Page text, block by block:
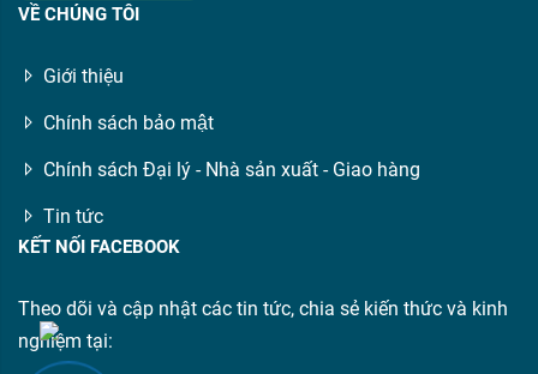
VỀ CHÚNG TÔI
Giới thiệu
Chính sách bảo mật
Chính sách Đại lý - Nhà sản xuất - Giao hàng
Tin tức
KẾT NỐI FACEBOOK
Theo dõi và cập nhật các tin tức, chia sẻ kiến thức và kinh
nghiệm tại: